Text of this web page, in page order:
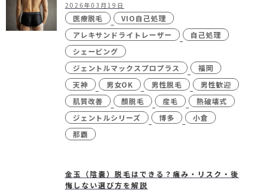
2026年03月19日
医療脱毛
VIO自己処理
アレキサンドライトレーザー
自己処理
シェービング
ジェントルマックスプロプラス
福岡
天神
男女OK 男性脱毛
男性歓迎
肌質改善
顏脱毛 産毛
熱破壊式
ジェントルシリーズ
博多
小倉
那覇
金玉（陰嚢）脱毛はできる？痛み・リスク・後
悔しない選び方を解説